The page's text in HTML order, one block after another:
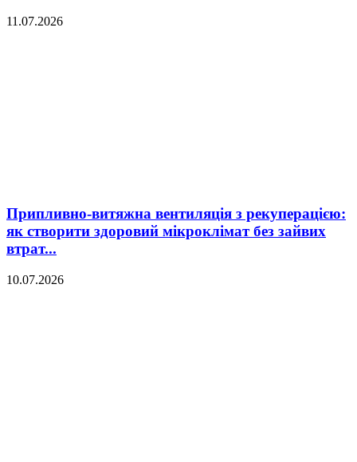
11.07.2026
Припливно-витяжна вентиляція з рекуперацією:
як створити здоровий мікроклімат без зайвих
втрат...
10.07.2026